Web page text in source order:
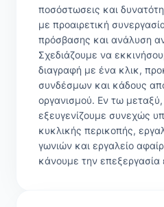
ποσόστωσεις και
με προαιρετική
πρόσβασης και ανάλυση
Σχεδιάζουμε να
διαγραφή με ένα κλικ,
συνδέσμων και κάδους
οργανισμού. Εν τω μεταξύ,
εξευγενίζουμε συνεχώς
κυκλικής περικοπής,
γωνιών και εργαλείο
κάνουμε την επεξεργασία